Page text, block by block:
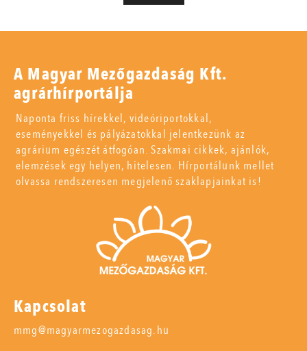
A Magyar Mezőgazdaság Kft.
agrárhírportálja
Naponta friss hírekkel, videóriportokkal,
eseményekkel és pályázatokkal jelentkezünk az
agrárium egészét átfogóan. Szakmai cikkek, ajánlók,
elemzések egy helyen, hitelesen. Hírportálunk mellet
olvassa rendszeresen megjelenő szaklapjainkat is!
Kapcsolat
mmg@magyarmezogazdasag.hu